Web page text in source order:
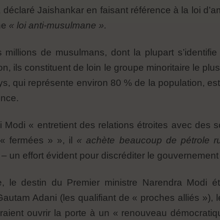
Jaishankar en faisant référence à la loi
« loi anti-musulmane ».
millions de musulmans, dont la plupart
ils constituent de loin le groupe minoritaire le
qui représente environ 80 % de la population,
« entretient des relations étroites avec des
fermées » », il « achète beaucoup de pétrole
un effort évident pour discréditer le
le destin du Premier ministre Narendra Modi
Adani (les qualifiant de « proches alliés
ouvrir la porte à un « renouveau